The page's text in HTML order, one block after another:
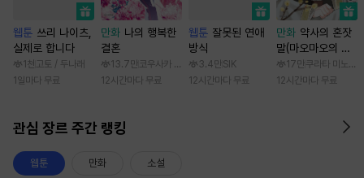
웹툰 쓰리 나이츠,
실제로 합니다
1천 고토 / 두나래
1일마다 무료
만화 나의 행복한
결혼
13.7만 코우사카 리토 / 아기토기 아쿠미
12시간마다 무료
웹툰 잘못된 연애
방식
3.4만 SIK
12시간마다 무료
만화 약사의 혼잣
말(마오마오의 후
궁 수수께끼 풀이
수첩)
17만 쿠라타 미노지
12시간마다 무료
관심 장르 주간 랭킹
웹툰 만화 소설